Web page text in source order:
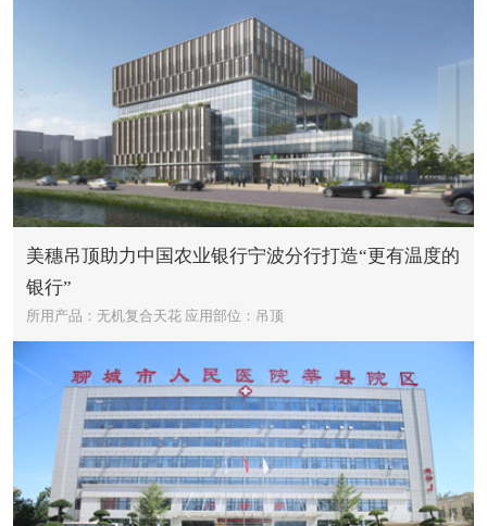
美穗吊顶助力中国农业银行宁波分行打造“更有温度的
银行”
所用产品：无机复合天花 应用部位：吊顶